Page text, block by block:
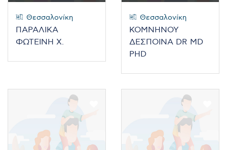
Θεσσαλονίκη
ΠΑΡΑΛΙΚΑ
ΦΩΤΕΙΝΗ Χ.
Θεσσαλονίκη
ΚΟΜΝΗΝΟΥ
ΔΕΣΠΟΙΝΑ DR MD
PHD